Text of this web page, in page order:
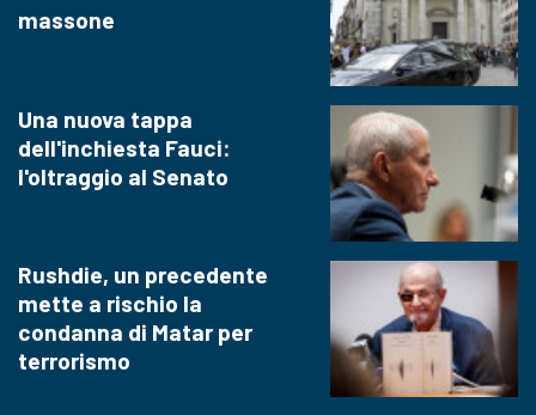
massone
Una nuova tappa
dell'inchiesta Fauci:
l'oltraggio al Senato
Rushdie, un precedente
mette a rischio la
condanna di Matar per
terrorismo